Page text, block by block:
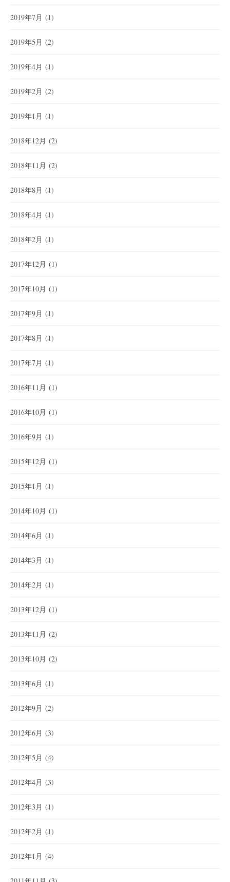
2019年7月 (1)
2019年5月 (2)
2019年4月 (1)
2019年2月 (2)
2019年1月 (1)
2018年12月 (2)
2018年11月 (2)
2018年8月 (1)
2018年4月 (1)
2018年2月 (1)
2017年12月 (1)
2017年10月 (1)
2017年9月 (1)
2017年8月 (1)
2017年7月 (1)
2016年11月 (1)
2016年10月 (1)
2016年9月 (1)
2015年12月 (1)
2015年1月 (1)
2014年10月 (1)
2014年6月 (1)
2014年3月 (1)
2014年2月 (1)
2013年12月 (1)
2013年11月 (2)
2013年10月 (2)
2013年6月 (1)
2012年9月 (2)
2012年6月 (3)
2012年5月 (4)
2012年4月 (3)
2012年3月 (1)
2012年2月 (1)
2012年1月 (4)